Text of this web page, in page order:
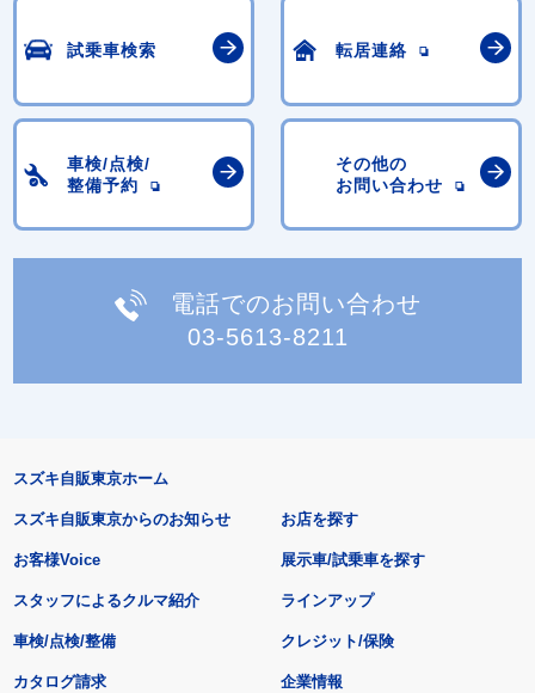
試乗車検索 転居連絡
車検/点検/
整備予約
その他の
お問い合わせ
電話でのお問い合わせ
03-5613-8211
スズキ自販東京ホーム
スズキ自販東京からのお知らせ
お客様Voice
スタッフによるクルマ紹介
お店を探す
展示車/試乗車を探す
ラインアップ
車検/点検/整備 クレジット/保険
カタログ請求 企業情報